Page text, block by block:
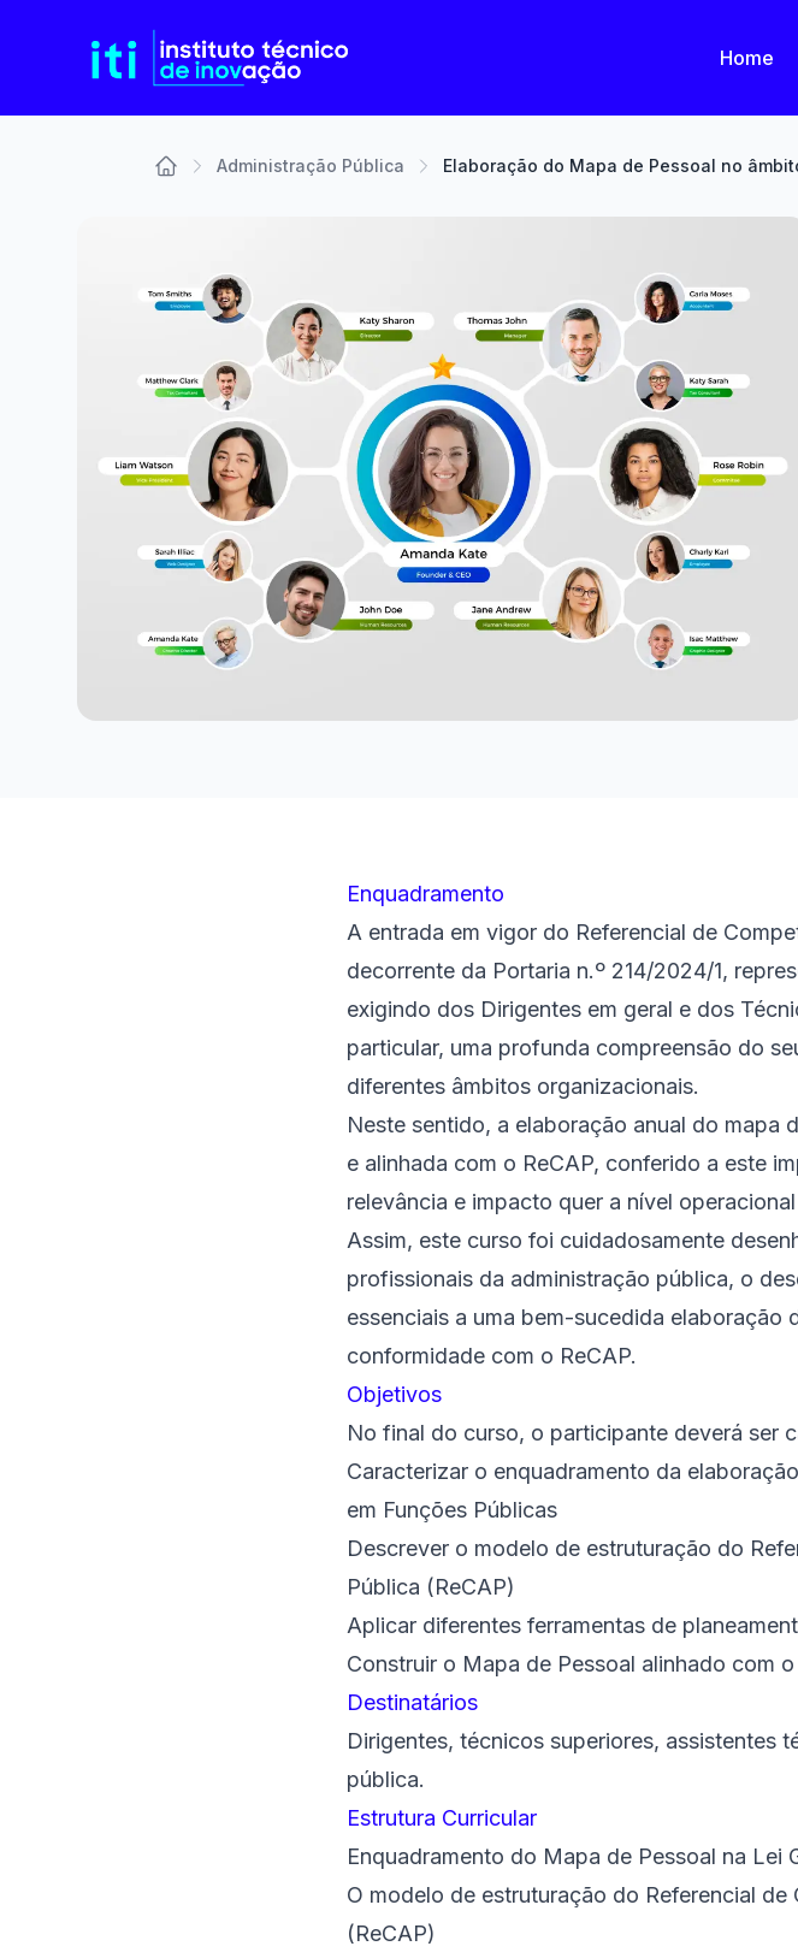
Home
Administração Pública Elaboração do Mapa de Pessoal no
Enquadramento
A entrada em vigor do Referencial de
decorrente da Portaria n.º 214/2024/1,
exigindo dos Dirigentes em geral e dos
particular, uma profunda compreensão do
diferentes âmbitos organizacionais.
Neste sentido, a elaboração anual do mapa
e alinhada com o ReCAP, conferido a este
relevância e impacto quer a nível
Assim, este curso foi cuidadosamente
profissionais da administração pública, o
essenciais a uma bem-sucedida elaboração
conformidade com o ReCAP.
Objetivos
No final do curso, o participante deverá ser
Caracterizar o enquadramento da
em Funções Públicas
Descrever o modelo de estruturação do
Pública (ReCAP)
Aplicar diferentes ferramentas de
Construir o Mapa de Pessoal alinhado com o
Destinatários
Dirigentes, técnicos superiores, assistentes
pública.
Estrutura Curricular
Enquadramento do Mapa de Pessoal na Lei
O modelo de estruturação do Referencial
(ReCAP)